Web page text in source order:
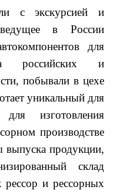
с экскурсией и
в России
для
российских и
побывали в цехе
уникальный для
изготовления
производстве
выпуска продукции,
склад
и рессорных